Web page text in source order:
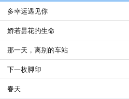
多幸运遇见你
娇若昙花的生命
那一天，离别的车站
下一枚脚印
春天